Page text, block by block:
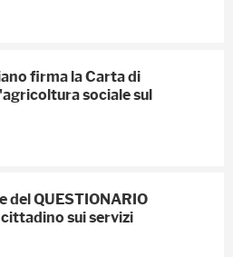
firma la Carta di
sociale sul
del QUESTIONARIO
sui servizi